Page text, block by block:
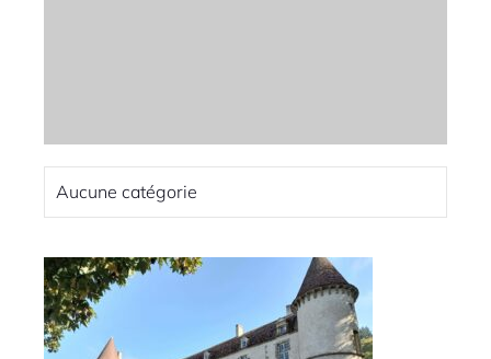
Aucune catégorie